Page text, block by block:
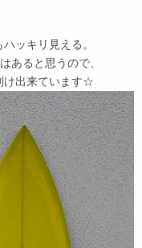
ッキリ見える。
はあると思うので、
け出来ています☆